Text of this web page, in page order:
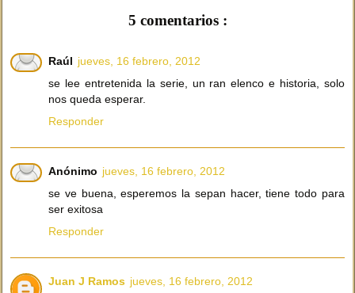
5 comentarios :
Raúl jueves, 16 febrero, 2012
se lee entretenida la serie, un ran elenco e historia, solo
nos queda esperar.
Responder
Anónimo jueves, 16 febrero, 2012
se ve buena, esperemos la sepan hacer, tiene todo para
ser exitosa
Responder
Juan J Ramos jueves, 16 febrero, 2012